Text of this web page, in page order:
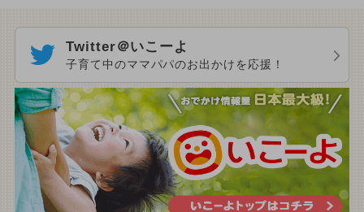
Twitter＠いこーよ
子育て中のママパパのお出かけを応援！